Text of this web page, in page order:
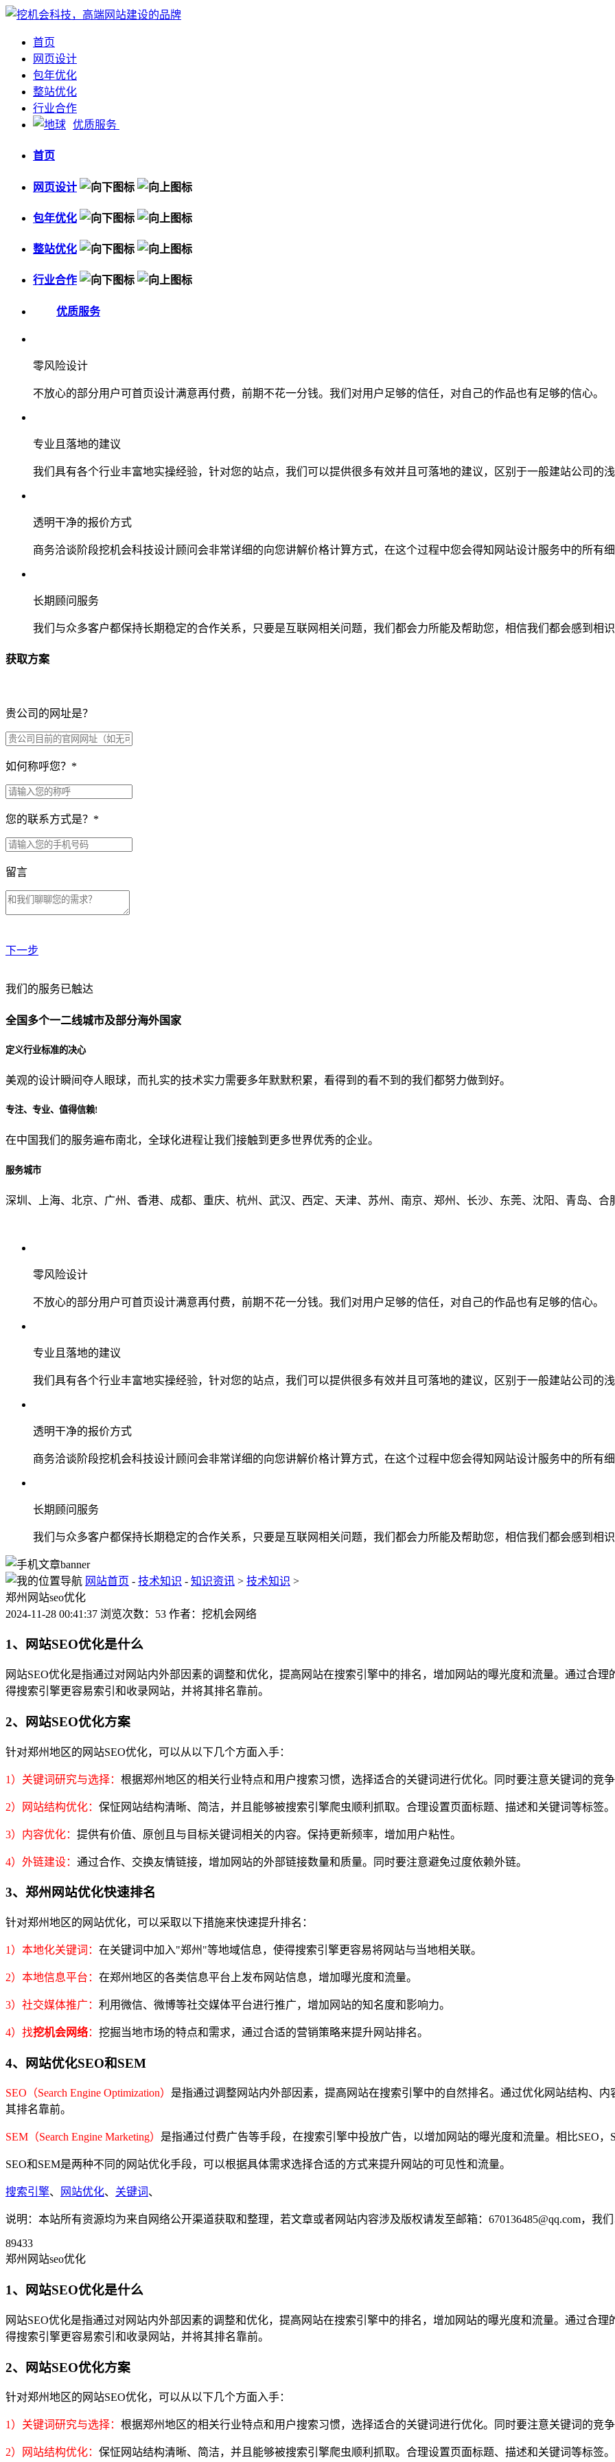
首页
网页设计
包年优化
整站优化
行业合作
优质服务
首页
网页设计
包年优化
整站优化
行业合作
优质服务
零风险设计
不放心的部分用户可首页设计满意再付费，前期不花一分钱。我们对用户足够的信任，对自己的作品也有足够的信心。
专业且落地的建议
我们具有各个行业丰富地实操经验，针对您的站点，我们可以提供很多有效并且可落地的建议，区别于一般建站公司的
透明干净的报价方式
商务洽谈阶段挖机会科技设计顾问会非常详细的向您讲解价格计算方式，在这个过程中您会得知网站设计服务中的所有
长期顾问服务
我们与众多客户都保持长期稳定的合作关系，只要是互联网相关问题，我们都会力所能及帮助您，相信我们都会感到相
获取方案
贵公司的网址是？
如何称呼您？ *
您的联系方式是？ *
留言
下一步
贵公司预算范围是？
贵公司的团队规模是？
从哪里了解到我们？
我们的服务已触达
全国多个一二线城市及部分海外国家
定义行业标准的决心
美观的设计瞬间夺人眼球，而扎实的技术实力需要多年默默积累，看得到的看不到的我们都努力做到好。
专注、专业、值得信赖!
在中国我们的服务遍布南北，全球化进程让我们接触到更多世界优秀的企业。
服务城市
深圳、上海、北京、广州、香港、成都、重庆、杭州、武汉、西定、天津、苏州、南京、郑州、长沙、东莞、沈阳、青岛、合
零风险设计
不放心的部分用户可首页设计满意再付费，前期不花一分钱。我们对用户足够的信任，对自己的作品也有足够的信心。
专业且落地的建议
我们具有各个行业丰富地实操经验，针对您的站点，我们可以提供很多有效并且可落地的建议，区别于一般建站公司的
透明干净的报价方式
商务洽谈阶段挖机会科技设计顾问会非常详细的向您讲解价格计算方式，在这个过程中您会得知网站设计服务中的所有
长期顾问服务
我们与众多客户都保持长期稳定的合作关系，只要是互联网相关问题，我们都会力所能及帮助您，相信我们都会感到相
网站首页 - 技术知识 - 知识资讯 > 技术知识 >
郑州网站seo优化
2024-11-28 00:41:37 浏览次数：53 作者：挖机会网络
1、网站SEO优化是什么
网站SEO优化是指通过对网站内外部因素的调整和优化，提高网站在搜索引擎中的排名，增加网站的曝光度和流量。通过合
得搜索引擎更容易索引和收录网站，并将其排名靠前。
2、网站SEO优化方案
针对郑州地区的网站SEO优化，可以从以下几个方面入手：
1）关键词研究与选择： 根据郑州地区的相关行业特点和用户搜索习惯，选择适合的关键词进行优化。同时要注意关键词的竞
2）网站结构优化： 保怔网站结构清晰、简洁，并且能够被搜索引擎爬虫顺利抓取。合理设置页面标题、描述和关键词等标签。
3）内容优化： 提供有价值、原创且与目标关键词相关的内容。保持更新频率，增加用户粘性。
4）外链建设： 通过合作、交换友情链接，增加网站的外部链接数量和质量。同时要注意避免过度依赖外链。
3、郑州网站优化快速排名
针对郑州地区的网站优化，可以采取以下措施来快速提升排名：
1）本地化关键词： 在关键词中加入"郑州"等地域信息，使得搜索引擎更容易将网站与当地相关联。
2）本地信息平台： 在郑州地区的各类信息平台上发布网站信息，增加曝光度和流量。
3）社交媒体推广： 利用微信、微博等社交媒体平台进行推广，增加网站的知名度和影响力。
4）找挖机会网络： 挖掘当地市场的特点和需求，通过合适的营销策略来提升网站排名。
4、网站优化SEO和SEM
SEO（Search Engine Optimization） 是指通过调整网站内外部因素，提高网站在搜索引擎中的自然排名。通过优化网站结构、
其排名靠前。
SEM（Search Engine Marketing） 是指通过付费广告等手段，在搜索引擎中投放广告，以增加网站的曝光度和流量。相比SEO
SEO和SEM是两种不同的网站优化手段，可以根据具体需求选择合适的方式来提升网站的可见性和流量。
搜索引擎、 网站优化、 关键词 、
说明：本站所有资源均为来自网络公开渠道获取和整理，若文章或者网站内容涉及版权请发至邮箱：670136485@qq.com，我
89433
郑州网站seo优化
1、网站SEO优化是什么
网站SEO优化是指通过对网站内外部因素的调整和优化，提高网站在搜索引擎中的排名，增加网站的曝光度和流量。通过合
得搜索引擎更容易索引和收录网站，并将其排名靠前。
2、网站SEO优化方案
针对郑州地区的网站SEO优化，可以从以下几个方面入手：
1）关键词研究与选择： 根据郑州地区的相关行业特点和用户搜索习惯，选择适合的关键词进行优化。同时要注意关键词的竞
2）网站结构优化： 保怔网站结构清晰、简洁，并且能够被搜索引擎爬虫顺利抓取。合理设置页面标题、描述和关键词等标签。